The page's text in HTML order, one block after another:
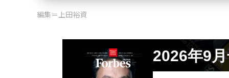
編集＝上田裕資
2026年9